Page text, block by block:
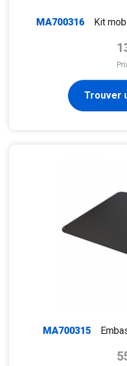
MA700316
Kit
Trouver
MA700315